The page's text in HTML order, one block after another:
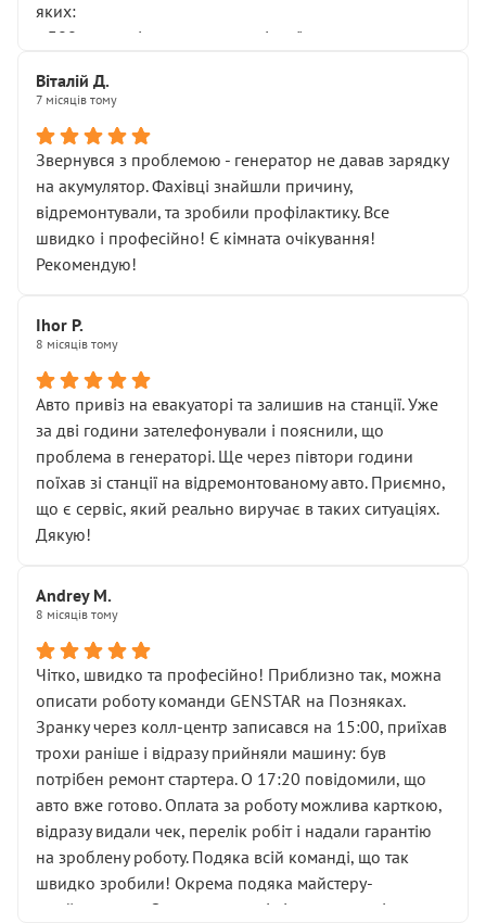
яких:
• 300 грн — діагностика гальмівної системи
НЕ погоджував
послуга. Тим більше, я був поруч і жодної реальної
діагностики ходової не проводилось. Після
зауваження гроші за цю “послугу” повернули, що
лише підтвердило мою правоту.
Але головне — я виїжджаю з боксу, і скрип у гальмах
залишився таким самим, як і був. Тобто оплачена
Далі ситуація тільки погіршилась:
• сказали, що тепер “потрібно знімати колеса”
• що біля авто стояти вже не можна
• почали озвучувати купу додаткових робіт без
чіткого пояснення
( ну все зняли та доробили) дякую!
Окремий момент, який виглядає абсурдно:
мені заявили, що бачок гальмівної рідини потрібно
міняти разом із головним гальмівним циліндром у
Для людини, яка хоча б трохи розуміється на техніці,
це звучить як мінімум непрофесійно, а як максимум —
спроба продати дорогий вузол замість елементарних
ущільнювачів.
Що прикро — це не перший мій візит. Раніше міняв у
вас стартер, і тоді сервіс наче справив хороше
враження. Але згодом знайшов декілька гайок під
лобовим склом. Мені пояснили, що це “старі гайки, які
відкручували”, і попросили не хвилюватися. ( надіюсь
новий власник, не застяг в полі))
Але після нинішнього візиту такі дрібниці вже не
здаються дрібницями.
Я — клієнт, який працює на довірі, і саме її цей сервіс
Віталій Д.
7 місяців тому
Звернувся з проблемою - генератор не давав зарядку
на акумулятор. Фахівці знайшли причину,
відремонтували, та зробили профілактику. Все
швидко і професійно! Є кімната очікування!
Рекомендую!
Ihor P.
8 місяців тому
Авто привіз на евакуаторі та залишив на станції. Уже
за дві години зателефонували і пояснили, що
проблема в генераторі. Ще через півтори години
поїхав зі станції на відремонтованому авто. Приємно,
що є сервіс, який реально виручає в таких ситуаціях.
Дякую!
Andrey M.
8 місяців тому
Чітко, швидко та професійно! Приблизно так, можна
описати роботу команди GENSTAR на Позняках.
Зранку через колл-центр записався на 15:00, приїхав
трохи раніше і відразу прийняли машину: був
потрібен ремонт стартера. О 17:20 повідомили, що
авто вже готово. Оплата за роботу можлива карткою,
відразу видали чек, перелік робіт і надали гарантію
на зроблену роботу. Подяка всій команді, що так
швидко зробили! Окрема подяка майстеру-
приймальнику Олександру: всі чітко та по суті.